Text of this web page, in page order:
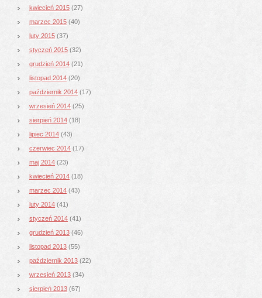
kwiecień 2015 (27)
marzec 2015 (40)
luty 2015 (37)
styczeń 2015 (32)
grudzień 2014 (21)
listopad 2014 (20)
październik 2014 (17)
wrzesień 2014 (25)
sierpień 2014 (18)
lipiec 2014 (43)
czerwiec 2014 (17)
maj 2014 (23)
kwiecień 2014 (18)
marzec 2014 (43)
luty 2014 (41)
styczeń 2014 (41)
grudzień 2013 (46)
listopad 2013 (55)
październik 2013 (22)
wrzesień 2013 (34)
sierpień 2013 (67)